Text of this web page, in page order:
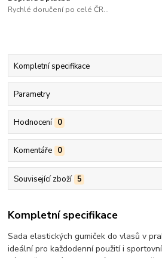
Rychlé doručení po celé ČR...
Kompletní specifikace
Parametry
Hodnocení 0
Komentáře 0
Související zboží 5
Kompletní specifikace
Sada elastických gumiček do vlasů v
ideální pro každodenní použití i